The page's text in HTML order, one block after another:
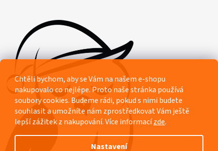
Chtěli bychom, aby se Vám na našem e-shopu
nakupovalo co nejlépe. Proto naše stránka používá
soubory cookies. Budeme rádi, pokud s nimi budete
souhlasit a umožníte nám zprostředkovat Vám ještě
lepší zážitek z nakupování.Více informacízde.
Nastavení